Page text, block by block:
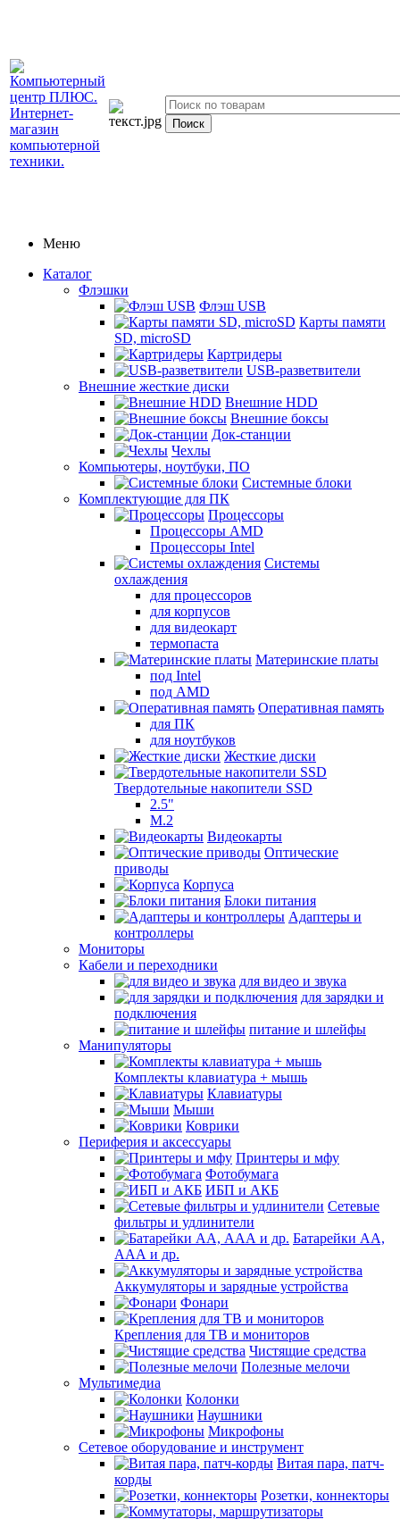
Меню
Каталог
Флэшки
Флэш USB
Карты памяти
SD, microSD
Картридеры
USB-разветвители
Внешние жесткие диски
Внешние HDD
Внешние боксы
Док-станции
Чехлы
Компьютеры, ноутбуки, ПО
Системные блоки
Комплектующие для ПК
Процессоры
Процессоры AMD
Процессоры Intel
Системы
охлаждения
для процессоров
для корпусов
для видеокарт
термопаста
Материнские платы
под Intel
под AMD
Оперативная память
для ПК
для ноутбуков
Жесткие диски
Твердотельные накопители SSD
2.5"
M.2
Видеокарты
Оптические
приводы
Корпуса
Блоки питания
Адаптеры и
контроллеры
Мониторы
Кабели и переходники
для видео и звука
для зарядки и
подключения
питание и шлейфы
Манипуляторы
Комплекты клавиатура + мышь
Клавиатуры
Мыши
Коврики
Периферия и аксессуары
Принтеры и мфу
Фотобумага
ИБП и АКБ
Сетевые
фильтры и удлинители
Батарейки АА,
ААА и др.
Аккумуляторы и зарядные устройства
Фонари
Крепления для ТВ и мониторов
Чистящие средства
Полезные мелочи
Мультимедиа
Колонки
Наушники
Микрофоны
Сетевое оборудование и инструмент
Витая пара, патч-
корды
Розетки, коннекторы